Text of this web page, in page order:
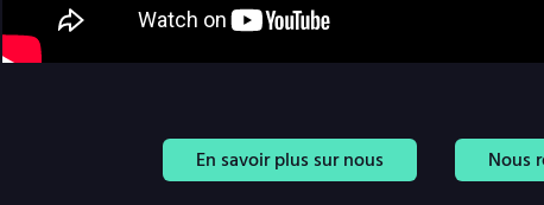
En savoir plus sur nous Nous